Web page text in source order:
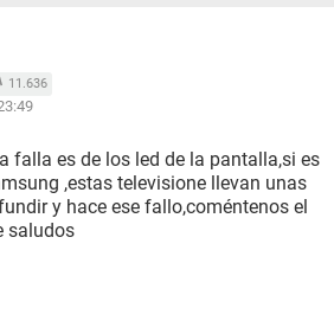
11.636
falla es de los led de la pantalla,si es
,estas televisione llevan unas
y hace ese fallo,coméntenos el
saludos